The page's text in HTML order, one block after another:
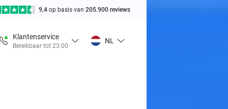
9,4 op basis van 205.900 reviews
Klantenservice
Bereikbaar tot 23:00
NL